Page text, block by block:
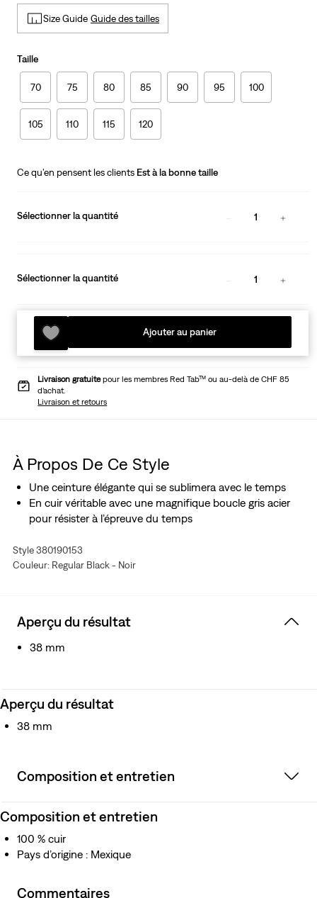
Size Guide Guide des tailles
Taille
70 75 80 85 90 95 100
105 110 115 120
Ce qu’en pensent les clients Est à la bonne taille
Sélectionner la quantité 1
Sélectionner la quantité 1
Ajouter au panier
Livraison gratuitepour les membres Red Tab™ ou au-delà de CHF 85
d’achat.
Livraison et retours
À Propos De Ce Style
Une ceinture élégante qui se sublimera avec le temps
En cuir véritable avec une magnifique boucle gris acier
pour résister à l’épreuve du temps
Style 380190153
Couleur: Regular Black - Noir
Aperçu du résultat
38 mm
Aperçu du résultat
38 mm
Composition et entretien
Composition et entretien
100 % cuir
Pays d’origine : Mexique
Commentaires